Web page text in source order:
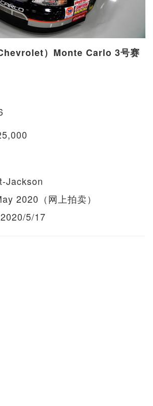
）Monte Carlo 3号赛
Jackson
2020（网上拍卖）
5/17